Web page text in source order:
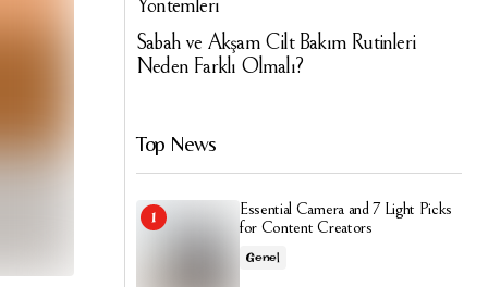
Yöntemleri
Sabah ve Akşam Cilt Bakım Rutinleri
Neden Farklı Olmalı?
Top News
Essential Camera and 7 Light Picks
for Content Creators
Genel